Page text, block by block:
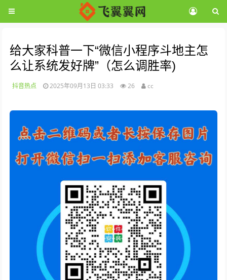
给大家科普一下“微信小程序斗地主怎
么让系统发好牌”（怎么调胜率)
抖音热点 2025年09月13日 03:33 26 cc